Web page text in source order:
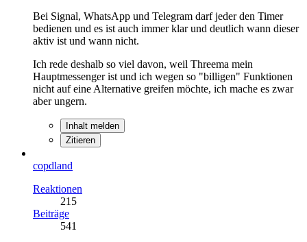
Bei Signal, WhatsApp und Telegram darf jeder den Timer
bedienen und es ist auch immer klar und deutlich wann dieser
aktiv ist und wann nicht.
Ich rede deshalb so viel davon, weil Threema mein
Hauptmessenger ist und ich wegen so "billigen" Funktionen
nicht auf eine Alternative greifen möchte, ich mache es zwar
aber ungern.
Inhalt melden
Zitieren
copdland
Reaktionen
215
Beiträge
541